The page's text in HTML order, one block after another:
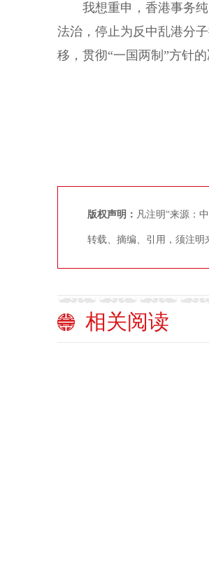
我想重申，香港事务纯
法治，停止为反中乱港分
移，贯彻“一国两制”方针
版权声明： 凡注明“来源：
转载、摘编、引用，须注明
相关阅读